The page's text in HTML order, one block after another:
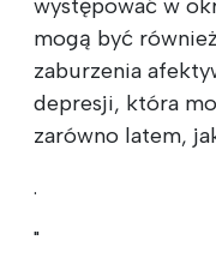
występować w
mogą być
zaburzenia
depresji, która
zarówno latem,
.
"